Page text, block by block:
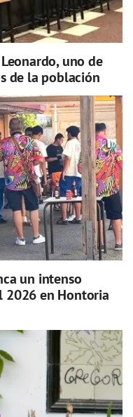
uno de
de la población
un intenso
2026 en Hontoria